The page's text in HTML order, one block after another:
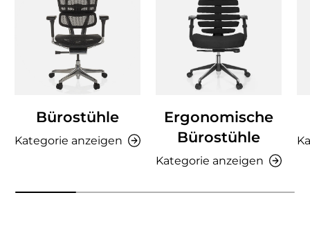
Bürostühle
Kategorie anzeigen
Ergonomische
Bürostühle
Kategorie anzeigen